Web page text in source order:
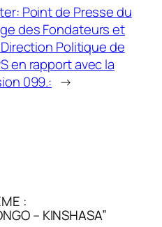
Point de Presse du
des Fondateurs et
Politique de
en rapport avec la
099.: →
:
– KINSHASA”